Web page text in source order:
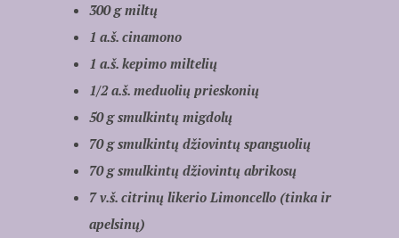
300 g miltų
1 a.š. cinamono
1 a.š. kepimo miltelių
1/2 a.š. meduolių prieskonių
50 g smulkintų migdolų
70 g smulkintų džiovintų spanguolių
70 g smulkintų džiovintų abrikosų
7 v.š. citrinų likerio Limoncello (tinka ir
apelsinų)